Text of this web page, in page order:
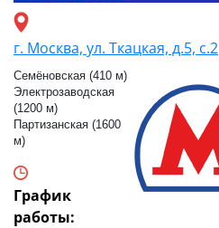
г. Москва, ул. Ткацкая, д.5, с.2
Семёновская (410 м)
Электрозаводская
(1200 м)
Партизанская (1600
м)
График
работы: